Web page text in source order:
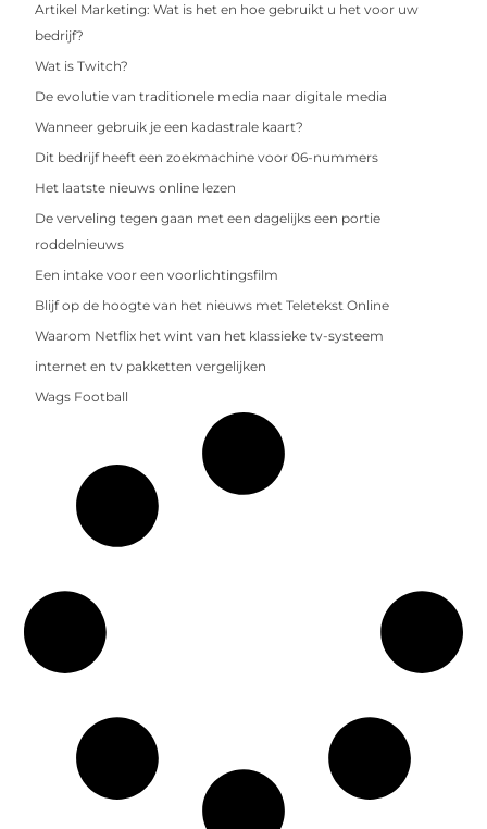
Artikel Marketing: Wat is het en hoe gebruikt u het voor uw
bedrijf?
Wat is Twitch?
De evolutie van traditionele media naar digitale media
Wanneer gebruik je een kadastrale kaart?
Dit bedrijf heeft een zoekmachine voor 06-nummers
Het laatste nieuws online lezen
De verveling tegen gaan met een dagelijks een portie
roddelnieuws
Een intake voor een voorlichtingsfilm
Blijf op de hoogte van het nieuws met Teletekst Online
Waarom Netflix het wint van het klassieke tv-systeem
internet en tv pakketten vergelijken
Wags Football